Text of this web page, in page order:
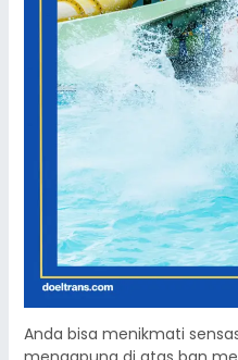
Anda bisa menikmati